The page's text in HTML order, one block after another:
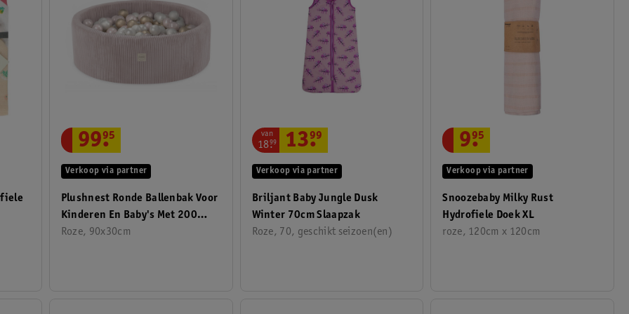
Plushnest Ronde Ballenbak Voor
Kinderen En Baby's Met 200
Kleurrijke Ballen
Roze, 90x30cm
Verkoop via partner
99.
95
Briljant Baby Jungle Dusk
Winter 70cm Slaapzak
Roze, 70, geschikt seizoen(en)
Verkoop via partner
van
18.
99 13.
99
Snoozebaby Milky Rust
Hydrofiele Doek XL
roze, 120cm x 120cm
Verkoop via partner
9.
95